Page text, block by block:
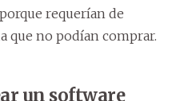
requerían de
que no podían comprar.
un software